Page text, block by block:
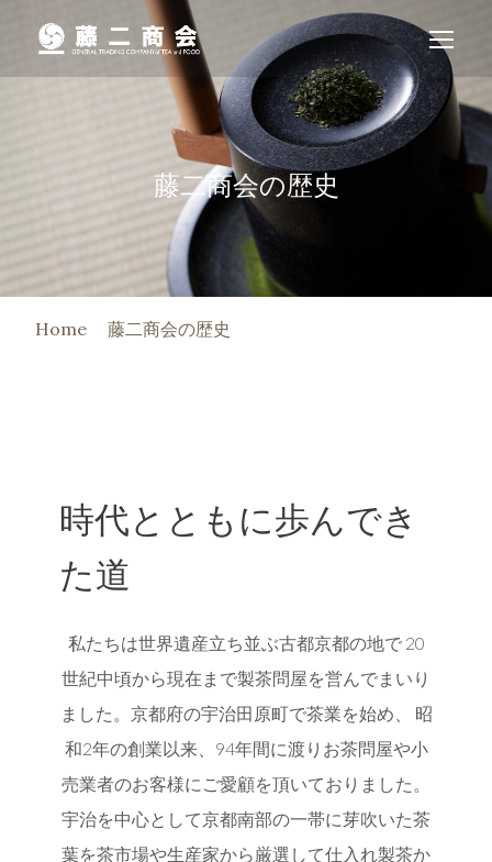
藤二商会の歴史
Home 藤二商会の歴史
時代とともに歩んでき
た道
私たちは世界遺産立ち並ぶ古都京都の地で 20
世紀中頃から現在まで製茶問屋を営んでまいり
ました。 京都府の宇治田原町で茶業を始め、
昭
和2年の創業以来、94年間に渡り お茶問屋や小
売業者のお客様にご愛顧を頂いておりました。
宇治を中心として京都南部の一帯に芽吹いた茶
葉を茶市場や生産家から厳選して仕入れ製茶か